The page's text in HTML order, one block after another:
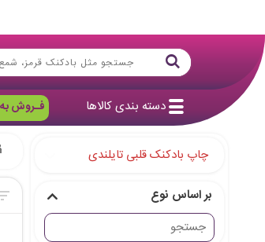
دسته بندی کالاها فـروش
چاپ بادکنک قلبی تایلندی
بر اساس نوع